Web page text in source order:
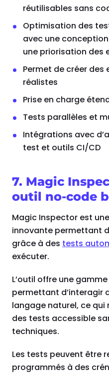
réutilisables sans
Optimisation des
avec une
une priorisation des
Permet de créer
réalistes
Prise en charge
Tests parallèles et
Intégrations avec
test et outils CI/CD
7. Magic
outil no-code
Magic Inspector est
innovante permettant
grâce à des tests
exécuter.
L’outil offre une
permettant d’interagir
langage naturel, ce
des tests accessible
techniques.
Les tests peuvent être
programmés à des